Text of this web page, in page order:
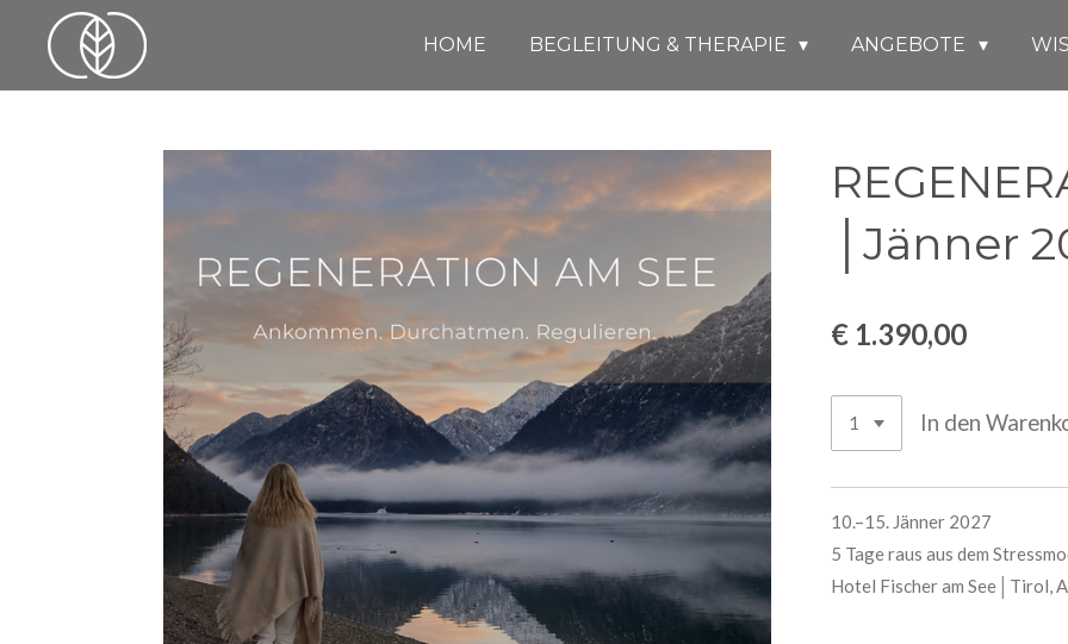
Hauptinhalt
springen
HOME BEGLEITUNG & THERAPIE ANGEBOTE
│Jänner
€ 1.390,00
In den
10.–15. Jänner 2027
5 Tage raus aus dem
Hotel Fischer am See│Tirol,